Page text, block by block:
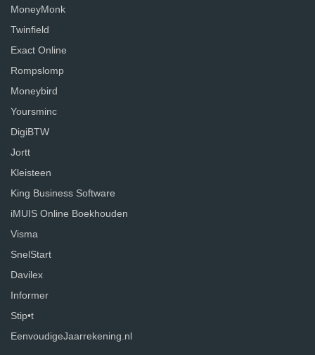
MoneyMonk
Twinfield
Exact Online
Rompslomp
Moneybird
Yoursminc
DigiBTW
Jortt
Kleisteen
King Business Software
iMUIS Online Boekhouden
Visma
SnelStart
Davilex
Informer
Stip•t
EenvoudigeJaarrekening.nl